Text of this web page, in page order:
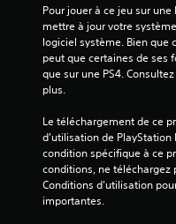
Pour jouer à ce jeu sur
mettre à jour votre
logiciel système. Bien que
peut que certaines de ses
que sur une PS4.
plus.
Le téléchargement de ce
d'utilisation de
condition spécifique à ce
conditions, ne téléchargez
Conditions d'utilisation
importantes.